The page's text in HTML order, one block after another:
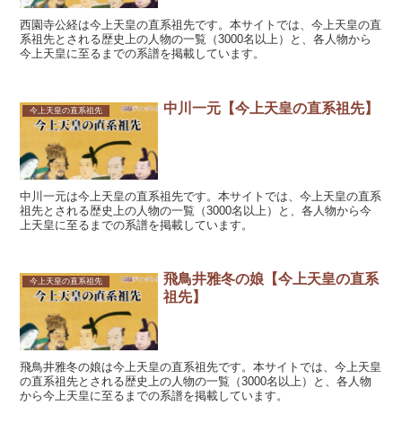
西園寺公経は今上天皇の直系祖先です。本サイトでは、今上天皇の直
系祖先とされる歴史上の人物の一覧（3000名以上）と、各人物から
今上天皇に至るまでの系譜を掲載しています。
今上天皇の直系祖先 中川一元【今上天皇の直系祖先】
中川一元は今上天皇の直系祖先です。本サイトでは、今上天皇の直系
祖先とされる歴史上の人物の一覧（3000名以上）と、各人物から今
上天皇に至るまでの系譜を掲載しています。
今上天皇の直系祖先
飛鳥井雅冬の娘【今上天皇の直系
祖先】
飛鳥井雅冬の娘は今上天皇の直系祖先です。本サイトでは、今上天皇
の直系祖先とされる歴史上の人物の一覧（3000名以上）と、各人物
から今上天皇に至るまでの系譜を掲載しています。